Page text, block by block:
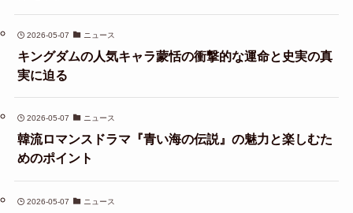
2026-05-07 ニュース
キングダムの人気キャラ蒙恬の衝撃的な運命と史実の真
実に迫る
2026-05-07 ニュース
韓流ロマンスドラマ『青い海の伝説』の魅力と楽しむた
めのポイント
2026-05-07 ニュース